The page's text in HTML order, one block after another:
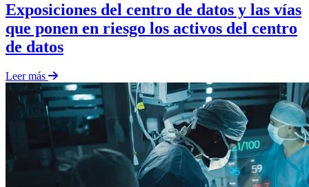
Exposiciones del centro de datos y las vías
que ponen en riesgo los activos del centro
de datos
Leer más